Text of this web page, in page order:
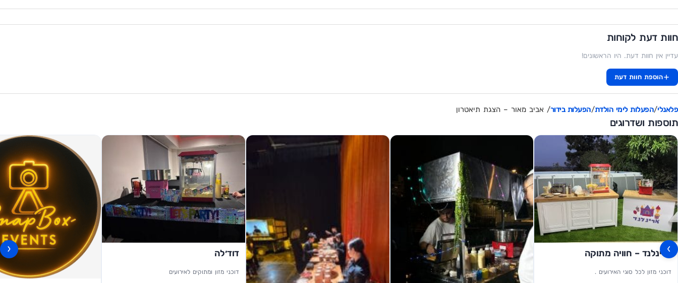
חוות דעת לקוחות
עדיין אין חוות דעת. היו הראשונים!
הוספת חוות דעת
פלאנלי/הפעלות לימי הולדת/הפעלות בידור/ אביב מאור – הצגת תיאטרון
תוספות ושדרוגים
ארינלנד – חוויה מתוקה
דוכני מזון לכל סוגי האירועים .
דוד׳לה
דוכני מזון ומתוקים לאירועים
›
‹